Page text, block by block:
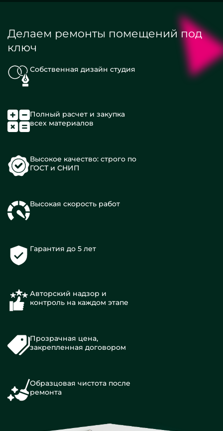
Делаем ремонты помещений под
ключ
Собственная дизайн студия
Полный расчет и закупка
всех материалов
Высокое качество: строго по
ГОСТ и СНИП
Высокая скорость работ
Гарантия до 5 лет
Авторский надзор и
контроль на каждом этапе
Прозрачная цена,
закрепленная договором
Образцовая чистота после
ремонта